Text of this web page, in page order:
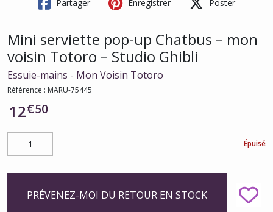
Partager Enregistrer Poster
Mini serviette pop-up Chatbus – mon
voisin Totoro – Studio Ghibli
Essuie-mains - Mon Voisin Totoro
Référence : MARU-75445
12€50
Épuisé
PRÉVENEZ-MOI DU RETOUR EN STOCK